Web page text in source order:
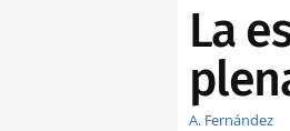
La
A. Fernández